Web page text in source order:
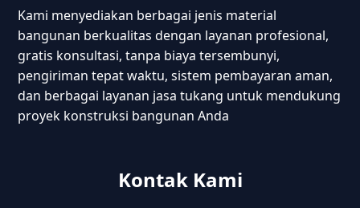
Kami menyediakan berbagai jenis material
bangunan berkualitas dengan layanan profesional,
gratis konsultasi, tanpa biaya tersembunyi,
pengiriman tepat waktu, sistem pembayaran aman,
dan berbagai layanan jasa tukang untuk mendukung
proyek konstruksi bangunan Anda
Kontak Kami